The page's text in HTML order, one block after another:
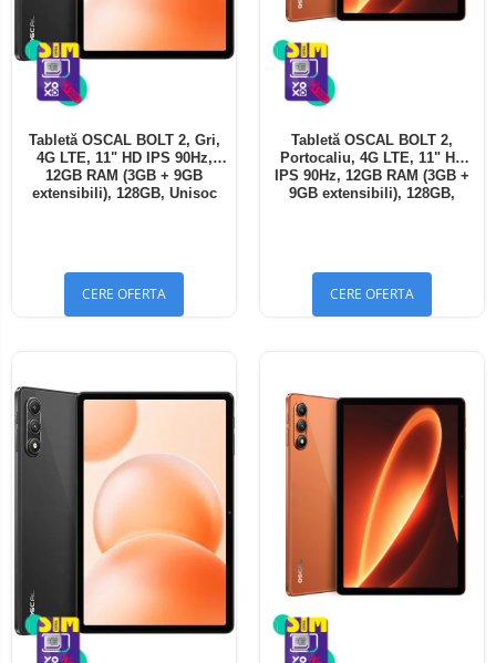
Tabletă OSCAL BOLT 2, Gri,
4G LTE, 11" HD IPS 90Hz,
12GB RAM (3GB + 9GB
extensibili), 128GB, Unisoc
CERE OFERTA
Tabletă OSCAL BOLT 2,
Portocaliu, 4G LTE, 11" HD
IPS 90Hz, 12GB RAM (3GB +
9GB extensibili), 128GB,
CERE OFERTA